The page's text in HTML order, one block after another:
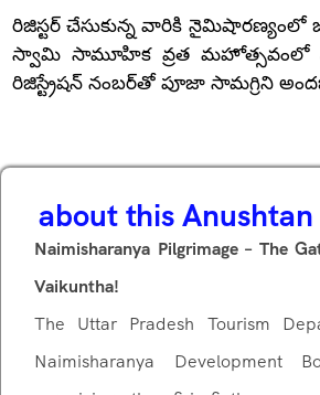
రిజిస్టర్ చేసుకున్న వారికి
స్వామి సామూహిక వ్రత మహోత్సవంలో
రిజిస్ట్రేషన్ నంబర్‌తో పూజా సామగ్రిని
about this
Naimisharanya Pilgrimage – The
Vaikuntha!
The Uttar Pradesh Tourism
Naimisharanya Development